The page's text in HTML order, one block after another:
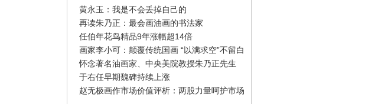
黄永玉：我是不会丢掉自己的
再读朱乃正：最会画油画的书法家
任伯年花鸟精品9年涨幅超14倍
画家李小可：颠覆传统国画 “以满求空”不留白
怀念著名油画家、中央美院教授朱乃正先生
于右任早期魏碑持续上涨
赵无极画作市场价值评析：两股力量呵护市场